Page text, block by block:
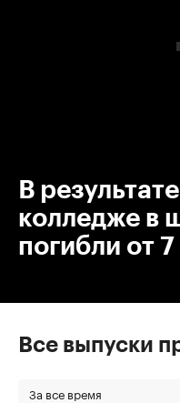
В
колледже в
погибли от
Все выпуски
За все время